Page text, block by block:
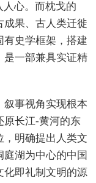
人心。而枕戈的
成果、古人类迁徙
有史学框架，搭建
是一部兼具实证精
叙事视角实现根本
原长江-黄河的东
，明确提出人类文
湖为中心的中国
化即礼制文明的源